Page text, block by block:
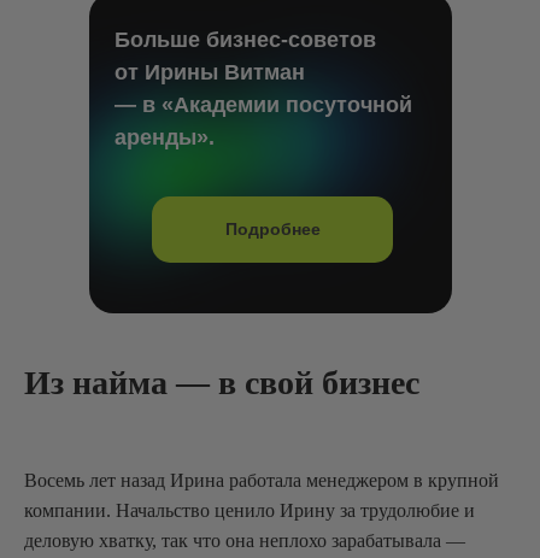
Больше бизнес-советов
от Ирины Витман
— в «Академии посуточной
аренды».
Подробнее
Из найма — в свой бизнес
Восемь лет назад Ирина работала менеджером в крупной
компании. Начальство ценило Ирину за трудолюбие и
деловую хватку, так что она неплохо зарабатывала —